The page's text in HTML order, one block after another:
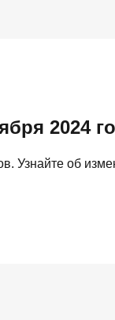
2024
Узнайте об